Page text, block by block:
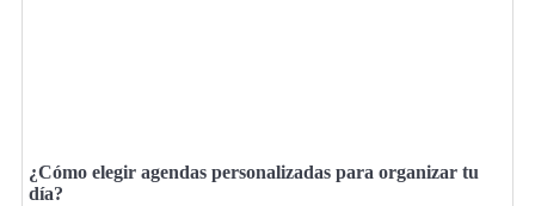
¿Cómo elegir agendas personalizadas para organizar tu
día?